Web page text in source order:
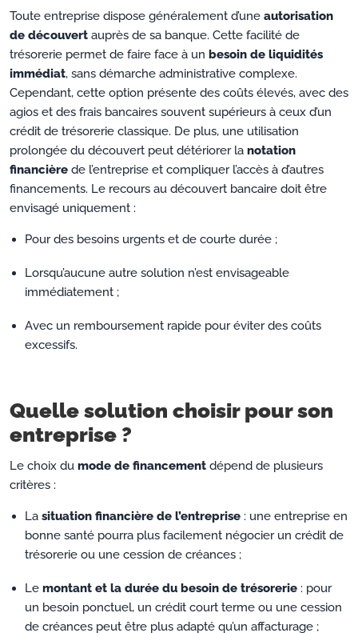
Toute entreprise dispose généralement d’une autorisation
de découvert auprès de sa banque. Cette facilité de
trésorerie permet de faire face à un besoin de liquidités
immédiat, sans démarche administrative complexe.
Cependant, cette option présente des coûts élevés, avec des
agios et des frais bancaires souvent supérieurs à ceux d’un
crédit de trésorerie classique. De plus, une utilisation
prolongée du découvert peut détériorer la notation
financière de l’entreprise et compliquer l’accès à d’autres
financements. Le recours au découvert bancaire doit être
envisagé uniquement :
Pour des besoins urgents et de courte durée ;
Lorsqu’aucune autre solution n’est envisageable
immédiatement ;
Avec un remboursement rapide pour éviter des coûts
excessifs.
Quelle solution choisir pour son
entreprise ?
Le choix du mode de financement dépend de plusieurs
critères :
La situation financière de l’entreprise : une entreprise en
bonne santé pourra plus facilement négocier un crédit de
trésorerie ou une cession de créances ;
Le montant et la durée du besoin de trésorerie : pour
un besoin ponctuel, un crédit court terme ou une cession
de créances peut être plus adapté qu’un affacturage ;